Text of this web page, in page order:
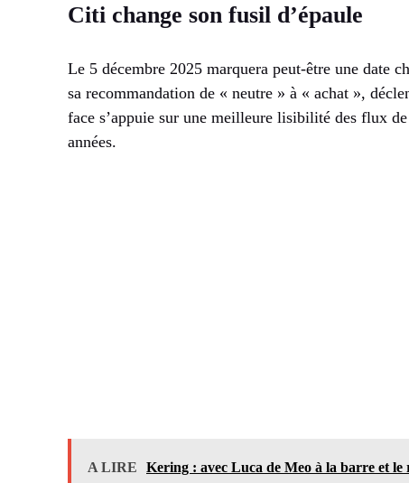
Citi change son fusil d’épaule
Le 5 décembre 2025 marquera peut-être une date
sa recommandation de « neutre » à « achat »,
face s’appuie sur une meilleure lisibilité des flux
années.
A LIRE Kering : avec Luca de Meo à la barre et